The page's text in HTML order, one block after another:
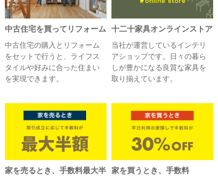
中古住宅を買ってリフォーム
中古住宅の購入とリフォーム
をセットで行うと、ライフス
タイルや好みに合った住まい
を実現できます。
十二十家具オンラインストア
当社が運営しているインテリ
アショップです。日々の暮ら
しが豊かになる良質な家具を
取り揃えています。
家を売るとき、手数料最大半
家を買うとき、手数料